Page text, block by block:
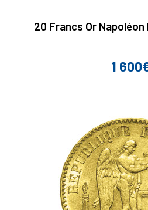
20 Francs Or
Prix
1